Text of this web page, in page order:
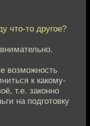
что-то другое?
возможность
к какому-
т.е. законно
на подготовку